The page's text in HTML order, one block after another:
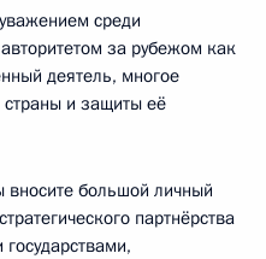
среди
за рубежом как
деятель, многое
и защиты её
вносите большой личный
партнёрства